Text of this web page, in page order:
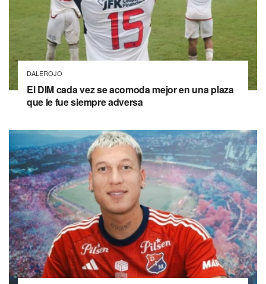
DALEROJO
El DIM cada vez se acomoda mejor en una plaza
que le fue siempre adversa